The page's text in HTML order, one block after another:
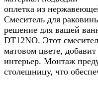
оплетка из
Смеситель для
решение для вашей
DT12NO. Этот
матовом цвете,
интерьер. Монтаж
столешницу, что